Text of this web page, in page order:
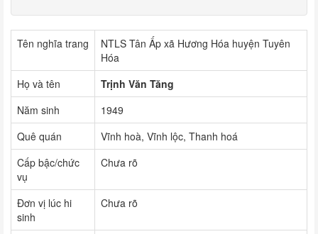
Tên nghĩa trang
NTLS Tân Ấp xã Hương Hóa huyện Tuyên
Hóa
Họ và tên
Trịnh Văn Tăng
Năm sinh
1949
Quê quán
Vĩnh hoà, Vĩnh lộc, Thanh hoá
Cấp bậc/chức
vụ
Chưa rõ
Đơn vị lúc hi
sinh
Chưa rõ